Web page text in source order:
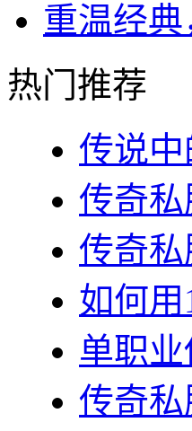
重温经
热门推荐
传说
传奇
传奇
如何
单职
传奇